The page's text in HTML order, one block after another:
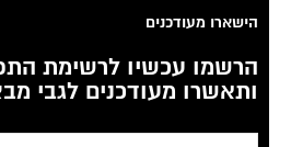
הישארו מעודכנים
הרשמו עכשיו לרשימת
ותאשרו מעודכנים לגבי